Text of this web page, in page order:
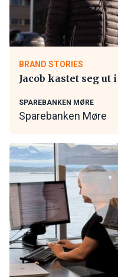
BRAND STORIES
Jacob kastet seg ut
SPAREBANKEN MØRE
Sparebanken Møre